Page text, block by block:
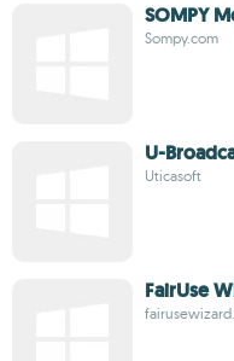
SOMPY
Sompy.com
U-
Uticasoft
FairUse